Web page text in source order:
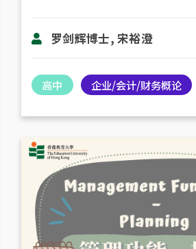
罗剑辉博士, 宋裕澄
高中 企业/会计/财务概论